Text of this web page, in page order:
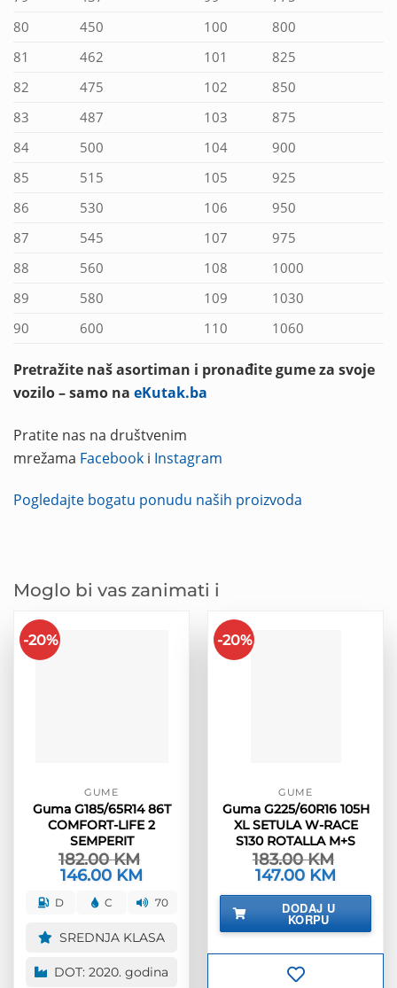
80
450 100
800
81
462 101
825
82
475 102
850
83
487 103
875
84
500 104
900
85
515 105
925
86
530 106
950
87
545 107
975
88
560 108
1000
89
580 109
1030
90
600 110 1060
Pretražite naš asortiman i pronađite gume za svoje
vozilo – samo na eKutak.ba
Pratite nas na društvenim
mrežama Facebook i Instagram
Pogledajte bogatu ponudu naših proizvoda
Moglo bi vas zanimati i
-20%
GUME
Guma G185/65R14 86T
COMFORT-LIFE 2
SEMPERIT
182.00KM
Izvorna
cijena
bila
je:
146.00 KM
je:
146.00 KM.
D C 70
SREDNJA KLASA
DOT: 2020. godina
-20%
GUME
Guma G225/60R16 105H
XL SETULA W-RACE
S130 ROTALLA M+S
183.00KM
Izvorna
cijena
bila
183.00 KM.
147.00 KM
je:
DODAJ U
KORPU